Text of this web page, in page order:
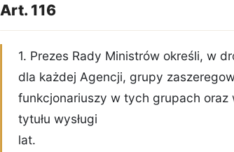
Art. 116
1. Prezes Rady Ministrów określi, w
dla każdej Agencji, grupy
funkcjonariuszy w tych grupach
tytułu wysługi
lat.